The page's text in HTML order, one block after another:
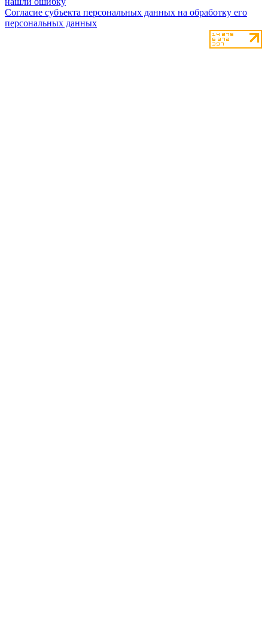
Согласие субъекта персональных данных на обработку его
персональных данных